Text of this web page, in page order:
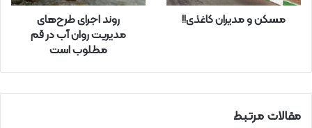
ر
مسکن و مدیران کاغذی!!
روند اجرای طرح‌های
مدیریت روان آب در قم
مطلوب است
مقالات مرتبط